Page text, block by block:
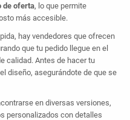
de oferta, lo que permite
más accesible.
hay vendedores que ofrecen
que tu pedido llegue en el
calidad. Antes de hacer tu
diseño, asegurándote de que se
en diversas versiones,
personalizados con detalles